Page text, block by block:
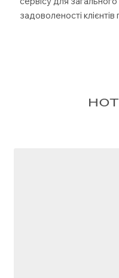
задоволеності